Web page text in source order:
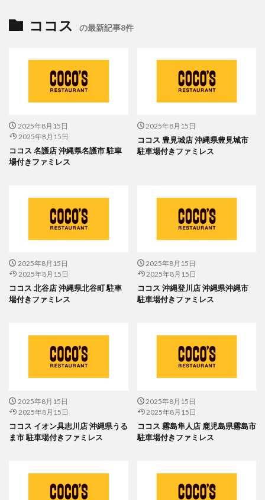
ココス の最新記事8件
2025年8月15日
2025年8月15日
ココス 名護店 沖縄県名護市 駐車
場付きファミレス
2025年8月15日
ココス 豊見城店 沖縄県豊見城市
駐車場付きファミレス
2025年8月15日
2025年8月15日
ココス 北谷店 沖縄県北谷町 駐車
場付きファミレス
2025年8月15日
2025年8月15日
ココス 沖縄登川店 沖縄県沖縄市
駐車場付きファミレス
2025年8月15日
2025年8月15日
ココス イオン具志川店 沖縄県うる
ま市 駐車場付きファミレス
2025年8月15日
2025年8月15日
ココス 霧島隼人店 鹿児島県霧島市
駐車場付きファミレス